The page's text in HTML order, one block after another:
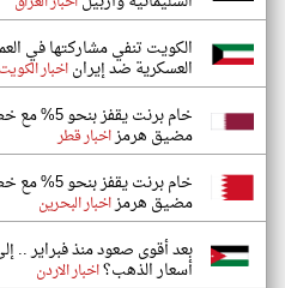
الكويت تنفي مشاركتها في
العسكرية ضد إيراناخبار الكويت
خام برنت يقفز
مضيق هرمزاخبار قطر
خام برنت يقفز
مضيق هرمزاخبار البحرين
بعد أقوى صعود منذ فبراير ..
أسعار الذهب؟اخبار الاردن